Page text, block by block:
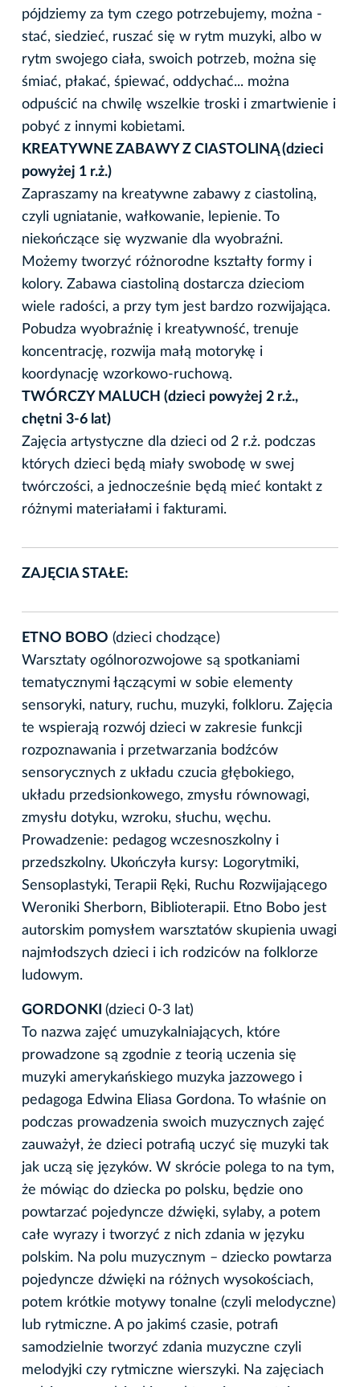
pójdziemy za tym czego potrzebujemy, można -
stać, siedzieć, ruszać się w rytm muzyki, albo w
rytm swojego ciała, swoich potrzeb, można się
śmiać, płakać, śpiewać, oddychać... można
odpuścić na chwilę wszelkie troski i zmartwienie i
pobyć z innymi kobietami.
KREATYWNE ZABAWY Z CIASTOLINĄ (dzieci
powyżej 1 r.ż.)
Zapraszamy na kreatywne zabawy z ciastoliną,
czyli ugniatanie, wałkowanie, lepienie. To
niekończące się wyzwanie dla wyobraźni.
Możemy tworzyć różnorodne kształty formy i
kolory. Zabawa ciastoliną dostarcza dzieciom
wiele radości, a przy tym jest bardzo rozwijająca.
Pobudza wyobraźnię i kreatywność, trenuje
koncentrację, rozwija małą motorykę i
koordynację wzorkowo-ruchową.
TWÓRCZY MALUCH (dzieci powyżej 2 r.ż.,
chętni 3-6 lat)
Zajęcia artystyczne dla dzieci od 2 r.ż. podczas
których dzieci będą miały swobodę w swej
twórczości, a jednocześnie będą mieć kontakt z
różnymi materiałami i fakturami.
ZAJĘCIA STAŁE:
ETNO BOBO (dzieci chodzące)
Warsztaty ogólnorozwojowe są spotkaniami
tematycznymi łączącymi w sobie elementy
sensoryki, natury, ruchu, muzyki, folkloru. Zajęcia
te wspierają rozwój dzieci w zakresie funkcji
rozpoznawania i przetwarzania bodźców
sensorycznych z układu czucia głębokiego,
układu przedsionkowego, zmysłu równowagi,
zmysłu dotyku, wzroku, słuchu, węchu.
Prowadzenie: pedagog wczesnoszkolny i
przedszkolny. Ukończyła kursy: Logorytmiki,
Sensoplastyki, Terapii Ręki, Ruchu Rozwijającego
Weroniki Sherborn, Biblioterapii. Etno Bobo jest
autorskim pomysłem warsztatów skupienia uwagi
najmłodszych dzieci i ich rodziców na folklorze
ludowym.
GORDONKI (dzieci 0-3 lat)
To nazwa zajęć umuzykalniających, które
prowadzone są zgodnie z teorią uczenia się
muzyki amerykańskiego muzyka jazzowego i
pedagoga Edwina Eliasa Gordona. To właśnie on
podczas prowadzenia swoich muzycznych zajęć
zauważył, że dzieci potrafią uczyć się muzyki tak
jak uczą się języków. W skrócie polega to na tym,
że mówiąc do dziecka po polsku, będzie ono
powtarzać pojedyncze dźwięki, sylaby, a potem
całe wyrazy i tworzyć z nich zdania w języku
polskim. Na polu muzycznym – dziecko powtarza
pojedyncze dźwięki na różnych wysokościach,
potem krótkie motywy tonalne (czyli melodyczne)
lub rytmiczne. A po jakimś czasie, potrafi
samodzielnie tworzyć zdania muzyczne czyli
melodyjki czy rytmiczne wierszyki. Na zajęciach